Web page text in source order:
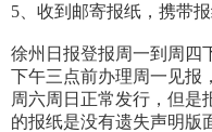
5、收到邮寄报纸，携带
徐州日报登报周一到周四
下午三点前办理周一见报
周六周日正常发行，但是
的报纸是没有遗失声明版